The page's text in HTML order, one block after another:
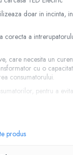
doar in incinta,
corecta a
care necesita un
cu o
consumatorului.
pentru a
cu trei fire
produs